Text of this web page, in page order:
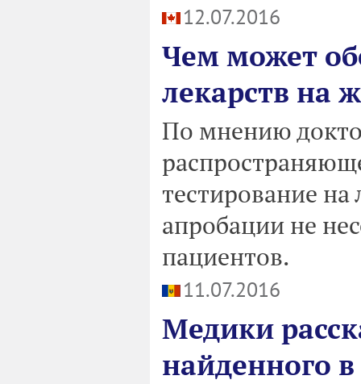
12.07.2016
Чем может
лекарств на
По мнению
тестирование
апробации не
пациентов.
11.07.2016
Медики
найденного